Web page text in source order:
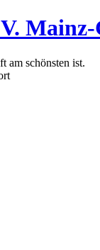
am schönsten ist.